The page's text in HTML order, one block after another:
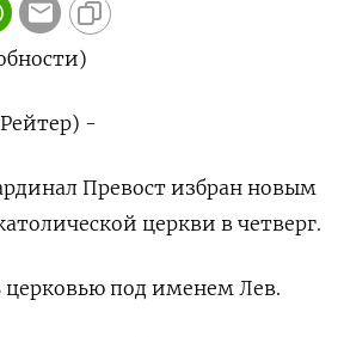
-
Превост избран новым
церкви в четверг.
церковью под именем Лев.